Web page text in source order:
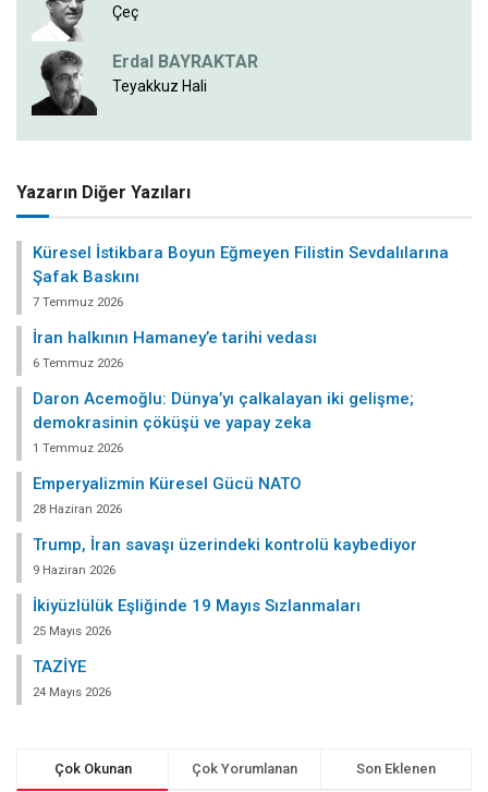
Çeç
Erdal BAYRAKTAR
Teyakkuz Hali
Yazarın Diğer Yazıları
Küresel İstikbara Boyun Eğmeyen Filistin Sevdalılarına
Şafak Baskını
7 Temmuz 2026
İran halkının Hamaney’e tarihi vedası
6 Temmuz 2026
Daron Acemoğlu: Dünya’yı çalkalayan iki gelişme;
demokrasinin çöküşü ve yapay zeka
1 Temmuz 2026
Emperyalizmin Küresel Gücü NATO
28 Haziran 2026
Trump, İran savaşı üzerindeki kontrolü kaybediyor
9 Haziran 2026
İkiyüzlülük Eşliğinde 19 Mayıs Sızlanmaları
25 Mayıs 2026
TAZİYE
24 Mayıs 2026
Çok Okunan Çok Yorumlanan Son Eklenen